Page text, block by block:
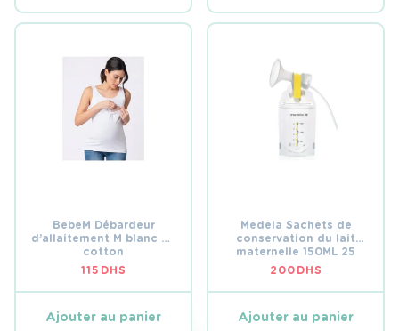
BebeM Débardeur
d’allaitement M blanc en
cotton
115 DHS
Ajouter au panier
Medela Sachets de
conservation du lait
maternelle 150ML 25
pièces
200 DHS
Ajouter au panier